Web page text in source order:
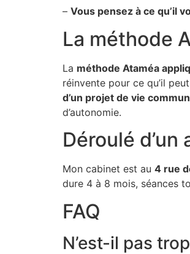
– Vous pensez à ce qu’il
La méthode
La méthode Ataméa
réinvente pour ce qu’il
d’un projet de vie commun
d’autonomie.
Déroulé
Mon cabinet est au 4 rue
dure 4 à 8 mois, séances
FAQ
N’est-il pas